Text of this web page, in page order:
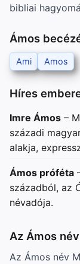
bibliai
Ámos
Ami Amos
Híres
Imre Ámos –
századi
alakja,
Ámos próféta
századból, az
névadója.
Az Ámos
Az Ámos név